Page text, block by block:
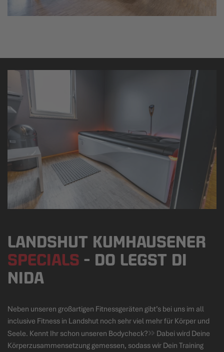
LANDSHUT KUMHAUSENER
SPECIALS - DO LEGST DI
NIDA
Neben unseren großartigen Fitnessgeräten gibt’s bei uns im all
inclusive Fitness in Landshut noch sehr viel mehr für Körper und
Seele. Kennt Ihr schon unseren Bodycheck?
Dabei wird Deine
Körperzusammensetzung gemessen, sodass wir Dein Training